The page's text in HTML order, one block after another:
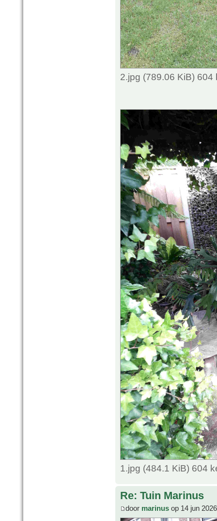
2.jpg (789.06 KiB) 604
1.jpg (484.1 KiB) 604
Re: Tuin Marinus
door marinus op 14 jun